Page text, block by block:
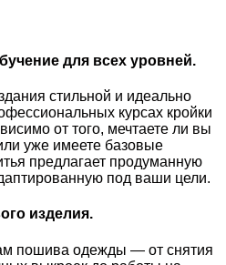
для всех уровней.
стильной и идеально
курсах кройки
от того, мечтаете ли вы
уже имеете базовые
предлагает продуманную
под ваши цели.
изделия.
пошива одежды — от снятия